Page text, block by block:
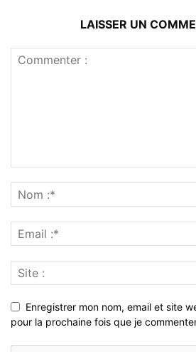
LAISSER UN
Enregistrer mon nom, email et site
pour la prochaine fois que je